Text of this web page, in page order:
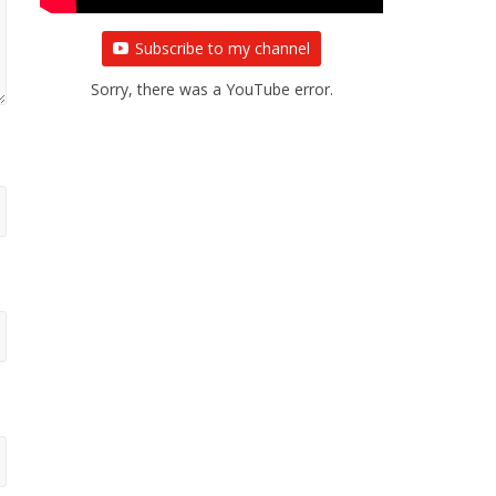
Subscribe to my channel
Sorry, there was a YouTube error.